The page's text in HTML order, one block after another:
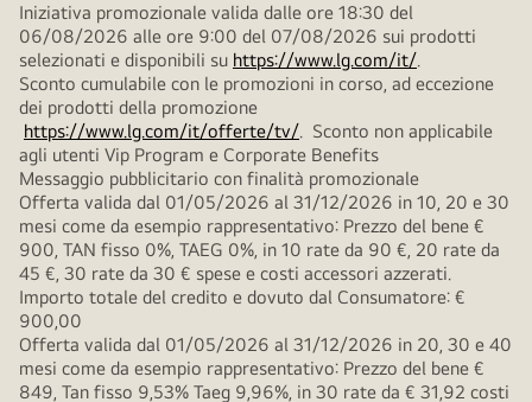
Iniziativa promozionale valida dalle ore 18:30 del
06/08/2026 alle ore 9:00 del 07/08/2026 sui prodotti
selezionati e disponibili su https://www.lg.com/it/.
Sconto cumulabile con le promozioni in corso, ad eccezione
dei prodotti della promozione
https://www.lg.com/it/offerte/tv/. Sconto non applicabile
agli utenti Vip Program e Corporate Benefits
Messaggio pubblicitario con finalità promozionale
Offerta valida dal 01/05/2026 al 31/12/2026 in 10, 20 e 30
mesi come da esempio rappresentativo: Prezzo del bene €
900, TAN fisso 0%, TAEG 0%, in 10 rate da 90 €, 20 rate da
45 €, 30 rate da 30 € spese e costi accessori azzerati.
Importo totale del credito e dovuto dal Consumatore: €
900,00
Offerta valida dal 01/05/2026 al 31/12/2026 in 20, 30 e 40
mesi come da esempio rappresentativo: Prezzo del bene €
849, Tan fisso 9,53% Taeg 9,96%, in 30 rate da € 31,92 costi